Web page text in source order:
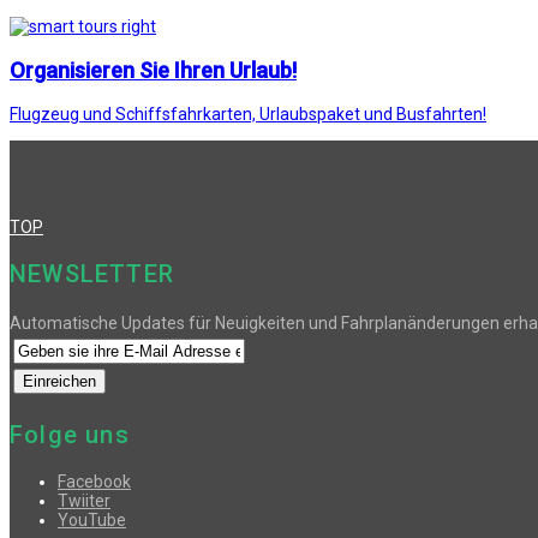
Organisieren Sie Ihren Urlaub!
Flugzeug und Schiffsfahrkarten, Urlaubspaket und Busfahrten!
TOP
NEWSLETTER
Automatische Updates für Neuigkeiten und Fahrplanänderungen
Folge uns
Facebook
Twiiter
YouTube